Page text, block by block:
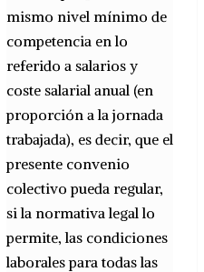
mismo nivel mínimo de
competencia en lo
referido a salarios y
coste salarial anual (en
proporción a la jornada
trabajada), es decir, que el
presente convenio
colectivo pueda regular,
si la normativa legal lo
permite, las condiciones
laborales para todas las